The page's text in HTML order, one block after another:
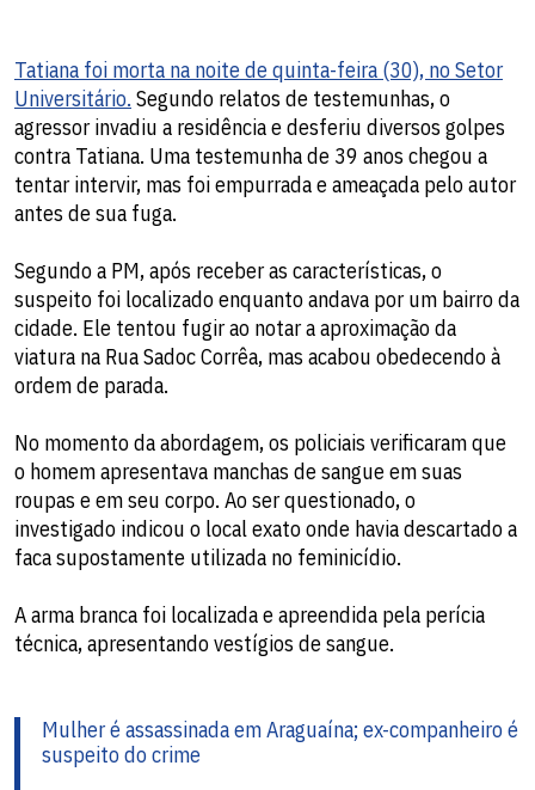
Tatiana foi morta na noite de quinta-feira (30), no Setor
Universitário. Segundo relatos de testemunhas, o
agressor invadiu a residência e desferiu diversos golpes
contra Tatiana. Uma testemunha de 39 anos chegou a
tentar intervir, mas foi empurrada e ameaçada pelo autor
antes de sua fuga.
Segundo a PM, após receber as características, o
suspeito foi localizado enquanto andava por um bairro da
cidade. Ele tentou fugir ao notar a aproximação da
viatura na Rua Sadoc Corrêa, mas acabou obedecendo à
ordem de parada.
No momento da abordagem, os policiais verificaram que
o homem apresentava manchas de sangue em suas
roupas e em seu corpo. Ao ser questionado, o
investigado indicou o local exato onde havia descartado a
faca supostamente utilizada no feminicídio.
A arma branca foi localizada e apreendida pela perícia
técnica, apresentando vestígios de sangue.
Mulher é assassinada em Araguaína; ex-companheiro é
suspeito do crime